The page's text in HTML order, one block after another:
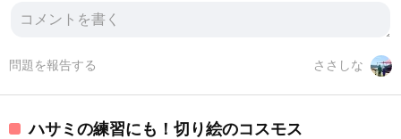
ささしな
問題を報告する
ハサミの練習にも！切り絵のコスモス